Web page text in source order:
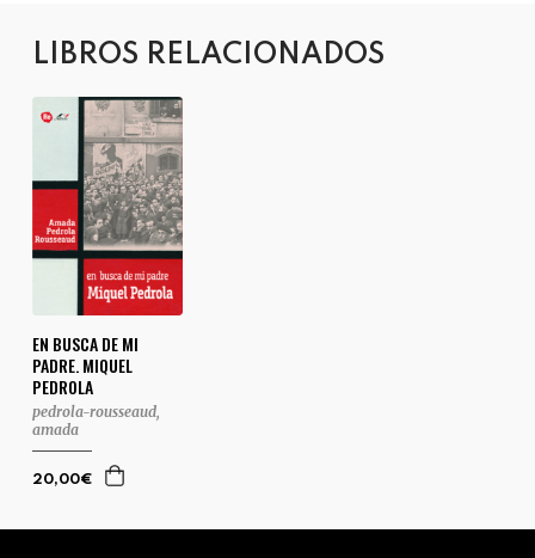
LIBROS RELACIONADOS
EN BUSCA DE MI
PADRE. MIQUEL
PEDROLA
pedrola-rousseaud,
amada
20,00€